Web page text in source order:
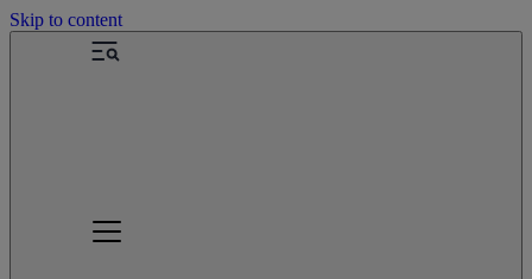
Skip to content